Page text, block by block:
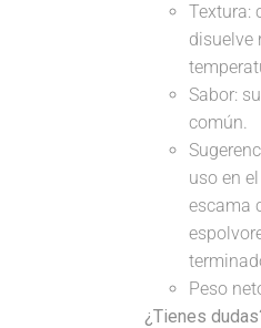
Textura:
disuelve
Sabor:
común.
uso en
escama
Peso
¿Tienes